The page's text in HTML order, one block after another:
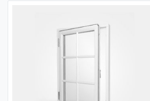
energieffektiva med ett U-värde på 0,9
samtidigt som de är vackra och lättskötta
samlad bild av olika husstilar och tidsepoker.